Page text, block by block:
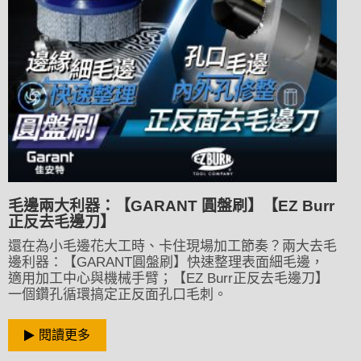
毛邊兩大利器：【GARANT 圓盤刷】【EZ Burr
正反去毛邊刀】
還在為小毛邊花大工時、卡住現場加工節奏？兩大去毛
邊利器：【GARANT圓盤刷】快速整理表面細毛邊，
適用加工中心與機械手臂；【EZ Burr正反去毛邊刀】
一個鑽孔循環搞定正反面孔口毛刺。
閱讀更多